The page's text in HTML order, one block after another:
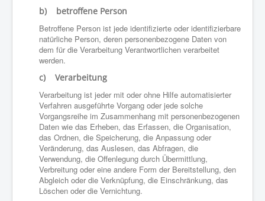
b) betroffene Person
Betroffene Person ist jede identifizierte oder identifizierbare
natürliche Person, deren personenbezogene Daten von
dem für die Verarbeitung Verantwortlichen verarbeitet
werden.
c) Verarbeitung
Verarbeitung ist jeder mit oder ohne Hilfe automatisierter
Verfahren ausgeführte Vorgang oder jede solche
Vorgangsreihe im Zusammenhang mit personenbezogenen
Daten wie das Erheben, das Erfassen, die Organisation,
das Ordnen, die Speicherung, die Anpassung oder
Veränderung, das Auslesen, das Abfragen, die
Verwendung, die Offenlegung durch Übermittlung,
Verbreitung oder eine andere Form der Bereitstellung, den
Abgleich oder die Verknüpfung, die Einschränkung, das
Löschen oder die Vernichtung.